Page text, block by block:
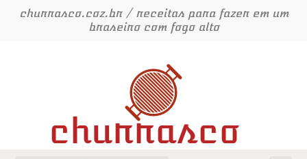
churrasco.coz.br / receitas para fazer em um
braseiro com fogo alto
churrasco